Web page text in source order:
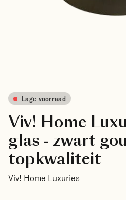
Lage voorraad
Viv! Home
glas - zwart
topkwaliteit
Viv! Home Luxuries